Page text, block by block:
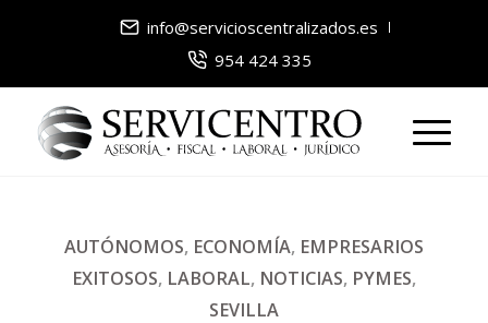
info@servicioscentralizados.es
954 424 335
AUTÓNOMOS, ECONOMÍA, EMPRESARIOS
EXITOSOS, LABORAL, NOTICIAS, PYMES,
SEVILLA